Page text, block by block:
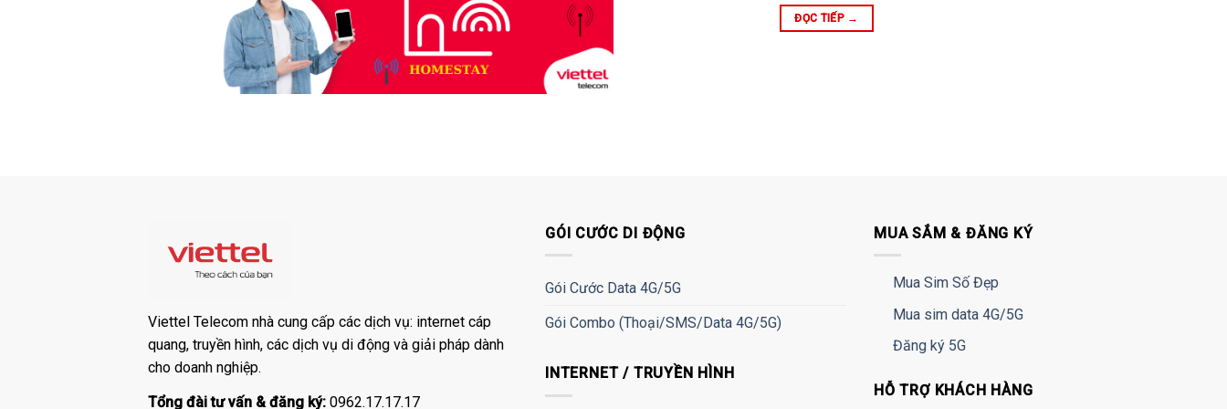
ĐỌC TIẾP →
Viettel Telecom nhà cung cấp các dịch vụ: internet cáp
quang, truyền hình, các dịch vụ di động và giải pháp dành
cho doanh nghiệp.
Tổng đài tư vấn & đăng ký: 0962.17.17.17
GÓI CƯỚC DI ĐỘNG
Gói Cước Data 4G/5G
Gói Combo (Thoại/SMS/Data 4G/5G)
INTERNET / TRUYỀN HÌNH
MUA SẮM & ĐĂNG KÝ
Mua Sim Số Đẹp
Mua sim data 4G/5G
Đăng ký 5G
HỖ TRỢ KHÁCH HÀNG